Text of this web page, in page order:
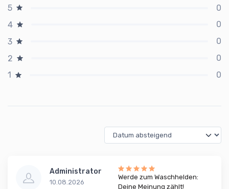
5
0
4
0
3
0
2
0
1
0
Administrator
10.08.2026
Werde zum Waschhelden:
Deine Meinung zählt!